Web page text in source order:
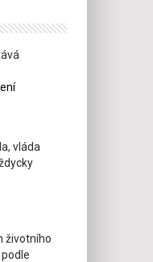
vláda
životního